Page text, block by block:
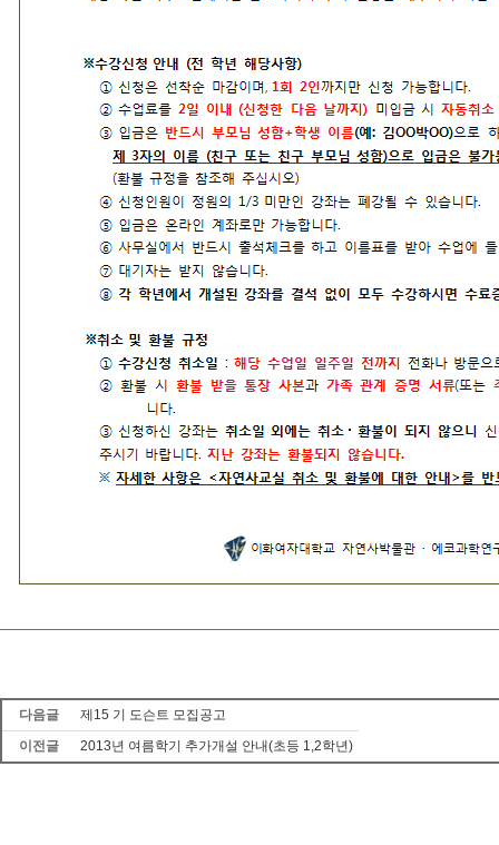
다음글
제15 기 도슨트 모집공고
이전글
2013년 여름학기 추가개설 안내(초등 1,2학년)